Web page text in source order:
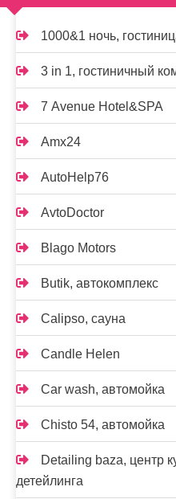
1000&1 ночь,
3 in 1, гостиничный
7 Avenue Hotel&SPA
Amx24
AutoHelp76
AvtoDoctor
Blago Motors
Butik, автокомплекс
Calipso, сауна
Candle Helen
Car wash, автомойка
Chisto 54, автомойка
Detailing baza, центр
детейлинга